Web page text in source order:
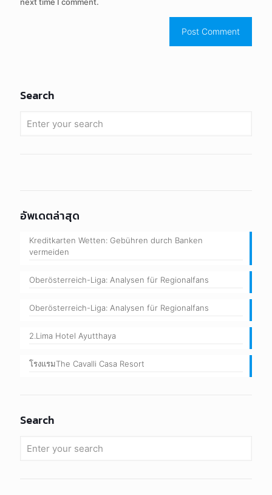
next time I comment.
Search
อัพเดตล่าสุด
Kreditkarten Wetten: Gebühren durch Banken
vermeiden
Oberösterreich-Liga: Analysen für Regionalfans
Oberösterreich-Liga: Analysen für Regionalfans
2.Lima Hotel Ayutthaya
โรงแรมThe Cavalli Casa Resort
Search